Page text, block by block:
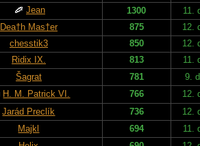
Jean 1300
11.
Dea†h Mas†er 875
12.
chesstik3 850
12.
Ridix IX. 813
11.
Šagrat 781
9.
H. M. Patrick VI. 766
12.
Jarád Preclík 736
12.
Majkl 694
11.